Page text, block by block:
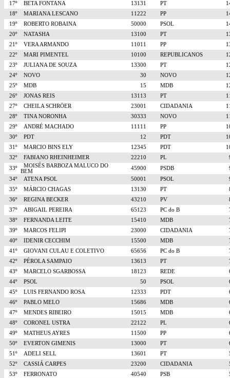
17º
BETA FONTANA 13131 PT
18º
MARIANA LESCANO 11222 PP
19º
ROBERTO ROBAINA 50000 PSOL
20º
NATASHA 13100 PT
21º
VERA ARMANDO 11011 PP
22º
MARI PIMENTEL 10100 REPUBLICANOS
23º
JULIANA DE SOUZA 13300 PT
24º
NOVO 30 NOVO
25º
MDB 15 MDB
26º
JONAS REIS 13113 PT
27º
CHEILA SCHRÖER 23001 CIDADANIA
28º
TINA NORONHA 30333 NOVO
29º
ANDRÉ MACHADO 11111 PP
30º
PDT 12 PDT
31º
MARCIO BINS ELY 12345 PDT
32º
FABIANO RHEINHEIMER 22210 PL
33º
MOISÉS BARBOZA MALUCO DO
BEM
45900 PSDB
34º
ATENA PSOL 50001 PSOL
35º
MÁRCIO CHAGAS 13130 PT
36º
REGINA BECKER 43210 PV
37º
ABIGAIL PEREIRA 65123 PC do B
38º
FERNANDA LEITE 15410 MDB
39º
MARCOS FELIPI 23000 CIDADANIA
40º
IDENIR CECCHIM 15500 MDB
41º
GIOVANI CULAU E COLETIVO 65656 PC do B
42º
PÉROLA SAMPAIO 13613 PT
43º
MARCELO SGARBOSSA 18123 REDE
44º
PSOL 50 PSOL
45º
LUIS FERNANDO ROSA 12333 PDT
46º
PABLO MELO 15686 MDB
47º
MENDES RIBEIRO 15015 MDB
48º
CORONEL USTRA 22122 PL
49º
MATHEUS AYRES 11500 PP
50º
EVERTON GIMENIS 13000 PT
51º
ADELI SELL 13601 PT
52º
CASSIÁ CARPES 23200 CIDADANIA
53º
FERRONATO 40540 PSB